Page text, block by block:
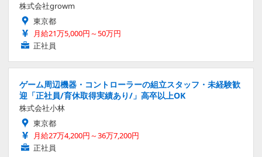
株式会社growm
東京都
月給21万5,000円～50万円
正社員
ゲーム周辺機器・コントローラーの組立スタッフ・未経験歓
迎「正社員/育休取得実績あり/」高卒以上OK
株式会社小林
東京都
月給27万4,200円～36万7,200円
正社員